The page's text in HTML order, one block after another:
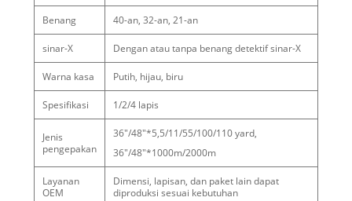
Benang 40-an, 32-an, 21-an
sinar-X Dengan atau tanpa benang detektif sinar-X
Warna kasa Putih, hijau, biru
Spesifikasi 1/2/4 lapis
Jenis
pengepakan
36"/48"*5,5/11/55/100/110 yard,
36"/48"*1000m/2000m
Layanan
OEM
Dimensi, lapisan, dan paket lain dapat
diproduksi sesuai kebutuhan